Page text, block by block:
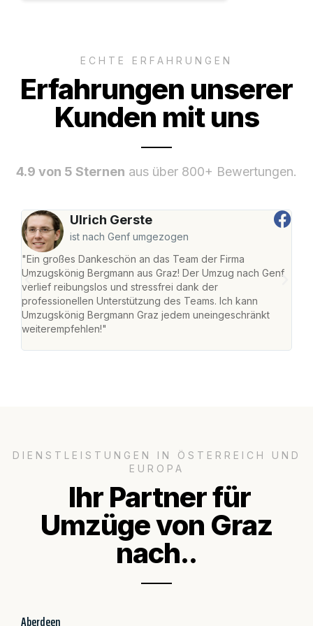
ECHTE ERFAHRUNGEN
Erfahrungen unserer
Kunden mit uns
4.9 von 5 Sternen aus über 800+ Bewertungen.
Ulrich Gerste
ist nach Genf umgezogen
"Ein großes Dankeschön an das Team der Firma
Umzugskönig Bergmann aus Graz! Der Umzug nach Genf
verlief reibungslos und stressfrei dank der
professionellen Unterstützung des Teams. Ich kann
Umzugskönig Bergmann Graz jedem uneingeschränkt
weiterempfehlen!"
DIENSTLEISTUNGEN IN ÖSTERREICH UND
EUROPA
Ihr Partner für
Umzüge von Graz
nach..
Aberdeen